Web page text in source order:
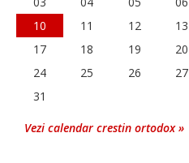
10
11 12 13
17
18 19 20
24
25 26 27
31
Vezi calendar crestin ortodox »